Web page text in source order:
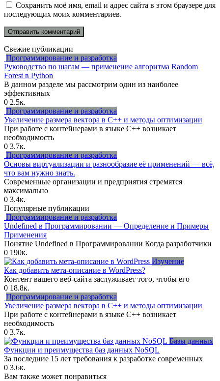
Сохранить моё имя, email и адрес сайта в этом браузере для
последующих моих комментариев.
Свежие публикации
Программирование и разработка
Руководство по шагам — применение алгоритма Random
Forest в Python
В данном разделе мы рассмотрим один из наиболее
эффективных
0 2.5к.
Программирование и разработка
Увеличение размера вектора в C++ и методы оптимизации
При работе с контейнерами в языке C++ возникает
необходимость
0 3.7к.
Программирование и разработка
Основы виртуализации и разнообразие её применений — всё,
что вам нужно знать.
Современные организации и предприятия стремятся
максимально
0 3.4к.
Популярные публикации
Программирование и разработка
Undefined в Программировании — Определение и Примеры
Применения
Понятие Undefined в Программировании Когда разработчики
0 190к.
Изучение
Как добавить мета-описание в WordPress?
Контент вашего веб-сайта заслуживает того, чтобы его
0 18.8к.
Программирование и разработка
Увеличение размера вектора в C++ и методы оптимизации
При работе с контейнерами в языке C++ возникает
необходимость
0 3.7к.
Базы данных
Функции и преимущества баз данных NoSQL
За последние 15 лет требования к разработке современных
0 3.6к.
Вам также может понравиться